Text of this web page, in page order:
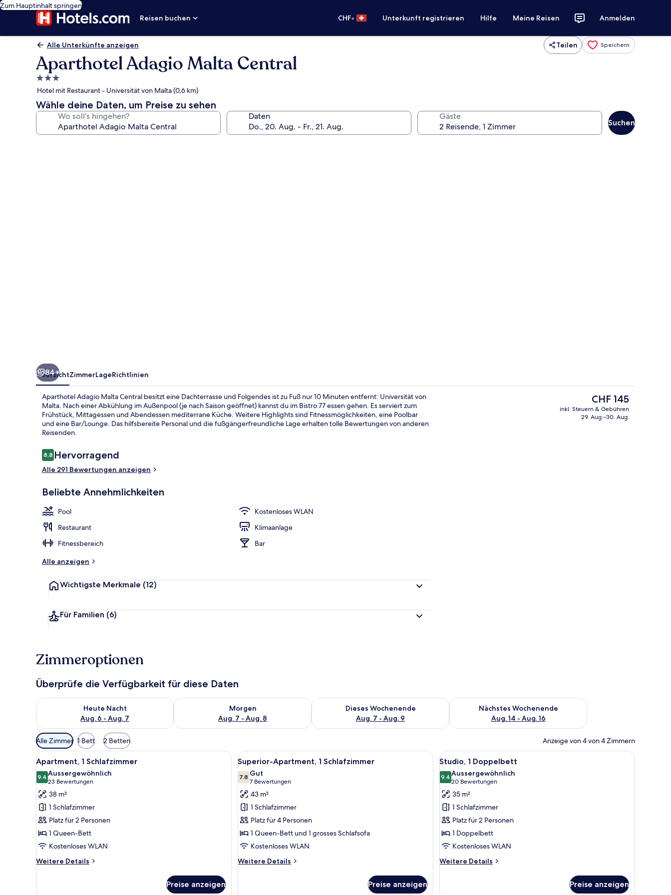
Zum Hauptinhalt springen
Reisen buchen
CHF• Unterkunft registrieren Hilfe Meine Reisen Anmelden
Alle Unterkünfte anzeigen Teilen Speichern
Aparthotel Adagio Malta Central
3.0-
Sterne-
Unterkunft
Hotel mit Restaurant - Universität von Malta (0,6 km)
Wähle deine Daten, um Preise zu sehen
Wo soll’s hingehen? Daten Gäste
Suchen
Verschiedenes Penthouse (2 people)
84+
ÜbersichtZimmerLageRichtlinien
Aparthotel Adagio Malta Central besitzt eine Dachterrasse und Folgendes ist zu Fuß nur 10 Minuten entfernt: Universität von
Malta. Nach einer Abkühlung im Außenpool (je nach Saison geöffnet) kannst du im Bistro 77 essen gehen. Es serviert zum
Frühstück, Mittagessen und Abendessen mediterrane Küche. Weitere Highlights sind Fitnessmöglichkeiten, eine Poolbar
und eine Bar/Lounge. Das hilfsbereite Personal und die fußgängerfreundliche Lage erhalten tolle Bewertungen von anderen
Reisenden.
Bewertungen
8,88,8 von 10.
Hervorragend
Alle 291 Bewertungen anzeigen
Beliebte Annehmlichkeiten
Pool
Kostenloses WLAN
Restaurant
Klimaanlage
Fitnessbereich
Bar
Alle anzeigen
Wichtigste Merkmale (12)
Für Familien (6)
Der
aktuelle
Preis
CHF 145
inkl. Steuern & Gebühren
29. Aug.–30. Aug.
Zimmeroptionen
Überprüfe die Verfügbarkeit für diese Daten
Heute Nacht
Aug. 6 - Aug. 7
Überprüfe die Verfügbarkeit für heute Nacht, Aug. 6 - Aug. 7.
Morgen
Aug. 7 - Aug. 8
Überprüfe die Verfügbarkeit für morgen, Aug. 7 - Aug. 8.
Dieses Wochenende
Aug. 7 - Aug. 9
Überprüfe die Verfügbarkeit für dieses Wochenende, Aug. 7 - Aug. 9.
Nächstes Wochenende
Aug. 14 - Aug. 16
Überprüfe die Verfügbarkeit für nächstes Wochenende, Aug.
Verfügbare
Filter
für
Zimmer
Alle Zimmer 1 Bett 2 Betten Anzeige von 4 von 4 Zimmern
Alle
Fotos
für
Apartment,
Schlafzimmer
anzeigen
11
Apartment, 1 Schlafzimmer
9.49.4 von 10
Aussergewöhnlich
23 Bewertungen
(23
Bewertungen)
38 m²
1 Schlafzimmer
Platz für 2 Personen
1 Queen-Bett
Kostenloses WLAN
Weitere Details
Weitere
Preise anzeigen
Alle
Fotos
für
Superior-
Apartment,
Schlafzimmer
anzeigen
Ein modernes Wohnzimmer mit einer Couch, einem Couchtisch mit Früchten und einer Küche im Hintergrund.
13
Superior-Apartment, 1 Schlafzimmer
7.87.8 von 10
Gut
7 Bewertungen
(7
Bewertungen)
43 m²
1 Schlafzimmer
Platz für 4 Personen
1 Queen-Bett und 1 grosses Schlafsofa
Kostenloses WLAN
Weitere Details
Weitere
Preise anzeigen
Alle
Fotos
für
Studio,
Doppelbett
anzeigen
Ein Schlafzimmer mit einem großen Bett,
11
Studio, 1 Doppelbett
9.49.4 von 10
Aussergewöhnlich
20 Bewertungen
(20
Bewertungen)
35 m²
1 Schlafzimmer
Platz für 2 Personen
1 Doppelbett
Kostenloses WLAN
Weitere Details
Weitere
Preise anzeigen